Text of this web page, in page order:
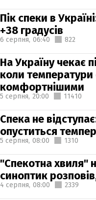
Пік спеки в
+38 градусів
6 серпня, 06:40 822
На Україну чекає
коли температури
комфортнішими
5 серпня, 20:00 11410
Спека не
опуститься
5 серпня, 08:00 1310
"Спекотна хвиля"
синоптик
4 серпня, 08:00 2339